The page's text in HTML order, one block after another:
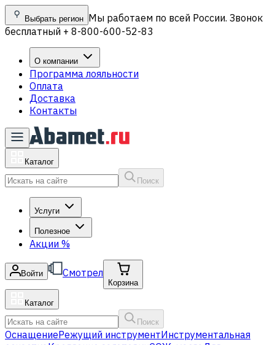
Выбрать регион Мы работаем по всей России. Звонок
бесплатный + 8-800-600-52-83
О компании
Программа лояльности
Оплата
Доставка
Контакты
Каталог
Поиск
Услуги
Полезное
Акции %
Войти Смотрел
Корзина
Каталог
Поиск
ОснащениеРежущий инструментИнструментальная